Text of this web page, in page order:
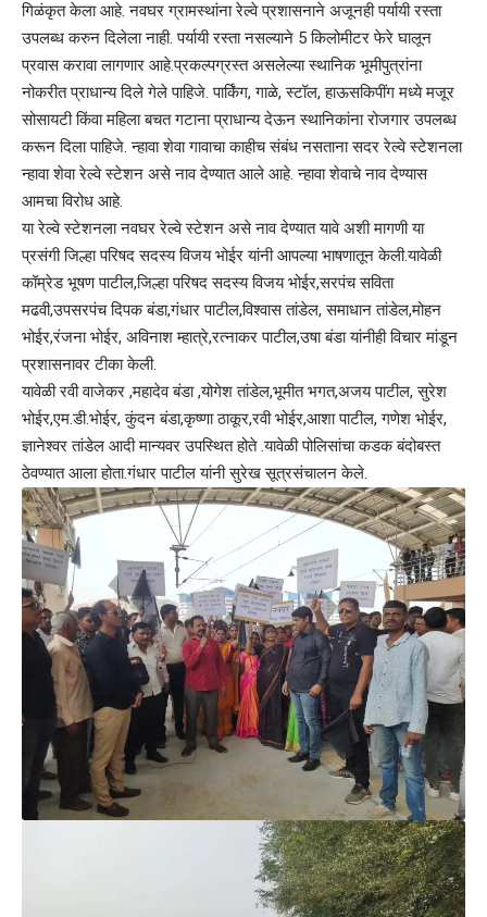
गिळंकृत केला आहे. नवघर ग्रामस्थांना रेल्वे प्रशासनाने अजूनही पर्यायी रस्ता
उपलब्ध करुन दिलेला नाही. पर्यायी रस्ता नसल्याने 5 किलोमीटर फेरे घालून
प्रवास करावा लागणार आहे.प्रकल्पग्रस्त असलेल्या स्थानिक भूमीपुत्रांना
नोकरीत प्राधान्य दिले गेले पाहिजे. पार्किंग, गाळे, स्टॉल, हाऊसकिपींग मध्ये मजूर
सोसायटी किंवा महिला बचत गटाना प्राधान्य देऊन स्थानिकांना रोजगार उपलब्ध
करून दिला पाहिजे. न्हावा शेवा गावाचा काहीच संबंध नसताना सदर रेल्वे स्टेशनला
न्हावा शेवा रेल्वे स्टेशन असे नाव देण्यात आले आहे. न्हावा शेवाचे नाव देण्यास
आमचा विरोध आहे.
या रेल्वे स्टेशनला नवघर रेल्वे स्टेशन असे नाव देण्यात यावे अशी मागणी या
प्रसंगी जिल्हा परिषद सदस्य विजय भोईर यांनी आपल्या भाषणातून केली.यावेळी
कॉम्रेड भूषण पाटील,जिल्हा परिषद सदस्य विजय भोईर,सरपंच सविता
मढवी,उपसरपंच दिपक बंडा,गंधार पाटील,विश्वास तांडेल, समाधान तांडेल,मोहन
भोईर,रंजना भोईर, अविनाश म्हात्रे,रत्नाकर पाटील,उषा बंडा यांनीही विचार मांडून
प्रशासनावर टीका केली.
यावेळी रवी वाजेकर ,महादेव बंडा ,योगेश तांडेल,भूमीत भगत,अजय पाटील, सुरेश
भोईर,एम.डी.भोईर, कुंदन बंडा,कृष्णा ठाकूर,रवी भोईर,आशा पाटील, गणेश भोईर,
ज्ञानेश्वर तांडेल आदी मान्यवर उपस्थित होते .यावेळी पोलिसांचा कडक बंदोबस्त
ठेवण्यात आला होता.गंधार पाटील यांनी सुरेख सूत्रसंचालन केले.